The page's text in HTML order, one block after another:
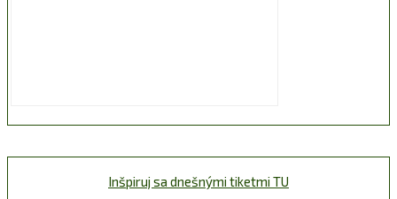
Inšpiruj sa dnešnými tiketmi TU